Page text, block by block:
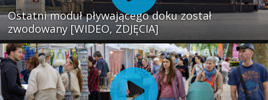
Ostatni moduł pływającego doku został
zwodowany [WIDEO, ZDJĘCIA]